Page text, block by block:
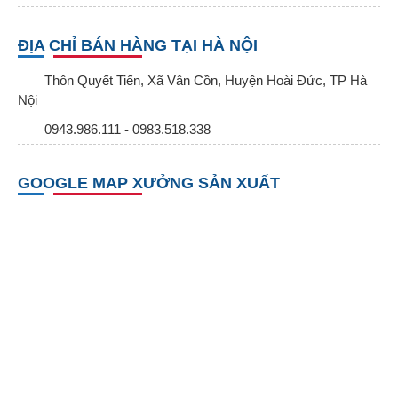
ĐỊA CHỈ BÁN HÀNG TẠI HÀ NỘI
Thôn Quyết Tiến, Xã Vân Cồn, Huyện Hoài Đức, TP Hà
Nội
0943.986.111 - 0983.518.338
GOOGLE MAP XƯỞNG SẢN XUẤT